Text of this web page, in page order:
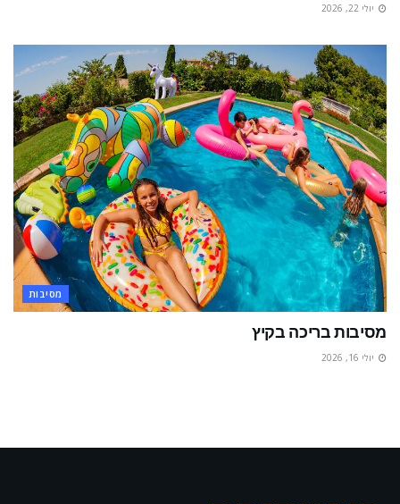
יולי 22, 2026
מסיבות
מסיבות בריכה בקיץ
יולי 16, 2026